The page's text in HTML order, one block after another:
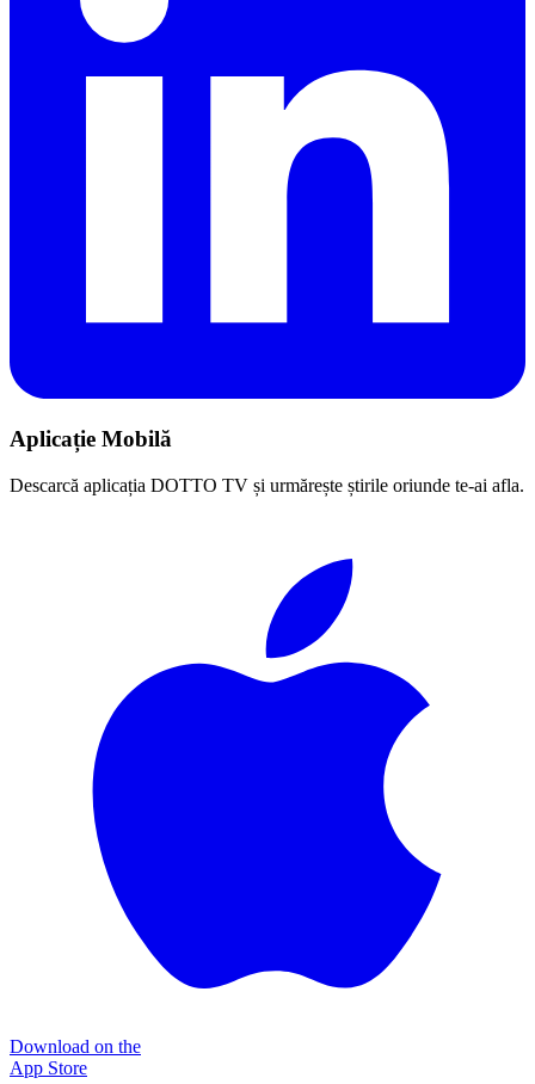
Aplicație Mobilă
Descarcă aplicația DOTTO TV și urmărește știrile oriunde te-ai afla.
Download on the
App Store